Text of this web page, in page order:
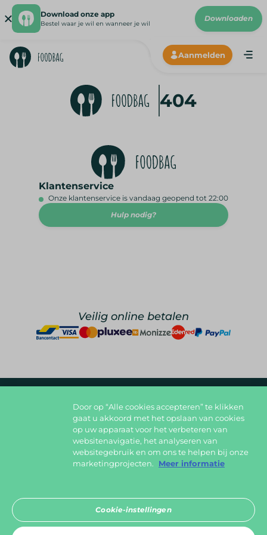
Aanmelden
Download onze app
Bestel waar je wil en wanneer je wil
Downloaden
404
Klantenservice
Onze klantenservice is vandaag geopend tot 22:00
Hulp nodig?
Veilig online betalen
foodlover@foodbag.be 09 298 05 10
Deel jouw gerechten op
App Store
Door op “Alle cookies accepteren” te klikken
gaat u akkoord met het opslaan van cookies
op uw apparaat voor het verbeteren van
websitenavigatie, het analyseren van
websitegebruik en om ons te helpen bij onze
marketingprojecten.
Meer informatie
Cookie-instellingen